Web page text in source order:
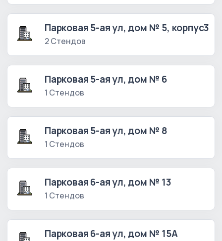
Парковая 5-ая ул, дом № 5, корпус3
2 Стендов
Парковая 5-ая ул, дом № 6
1 Стендов
Парковая 5-ая ул, дом № 8
1 Стендов
Парковая 6-ая ул, дом № 13
1 Стендов
Парковая 6-ая ул, дом № 15А